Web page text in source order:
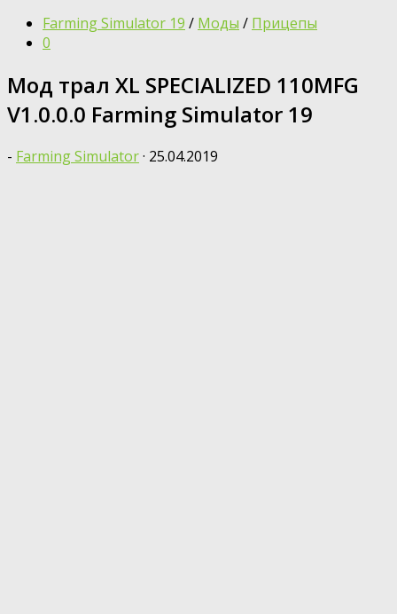
Farming Simulator 19 / Моды / Прицепы
0
Мод трал XL SPECIALIZED 110MFG
V1.0.0.0 Farming Simulator 19
- Farming Simulator· 25.04.2019